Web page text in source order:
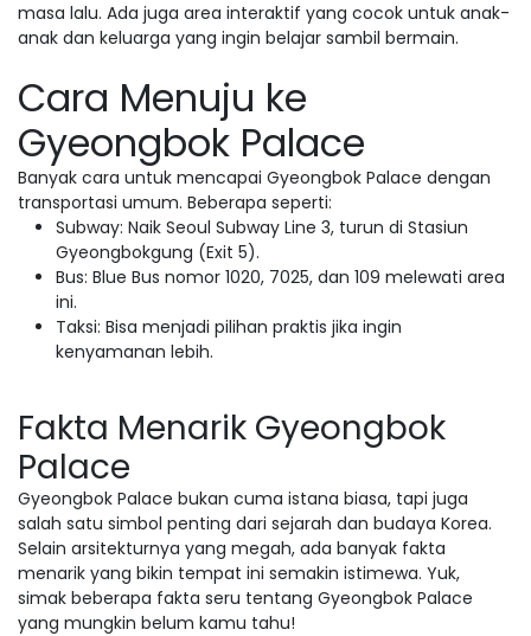
masa lalu. Ada juga area interaktif yang cocok untuk anak-
anak dan keluarga yang ingin belajar sambil bermain.
Cara Menuju ke
Gyeongbok Palace
Banyak cara untuk mencapai Gyeongbok Palace dengan
transportasi umum. Beberapa seperti:
Subway: Naik Seoul Subway Line 3, turun di Stasiun
Gyeongbokgung (Exit 5).
Bus: Blue Bus nomor 1020, 7025, dan 109 melewati area
ini.
Taksi: Bisa menjadi pilihan praktis jika ingin
kenyamanan lebih.
Fakta Menarik Gyeongbok
Palace
Gyeongbok Palace bukan cuma istana biasa, tapi juga
salah satu simbol penting dari sejarah dan budaya Korea.
Selain arsitekturnya yang megah, ada banyak fakta
menarik yang bikin tempat ini semakin istimewa. Yuk,
simak beberapa fakta seru tentang Gyeongbok Palace
yang mungkin belum kamu tahu!